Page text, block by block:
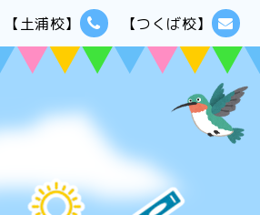
【つくば校】
【土浦校】